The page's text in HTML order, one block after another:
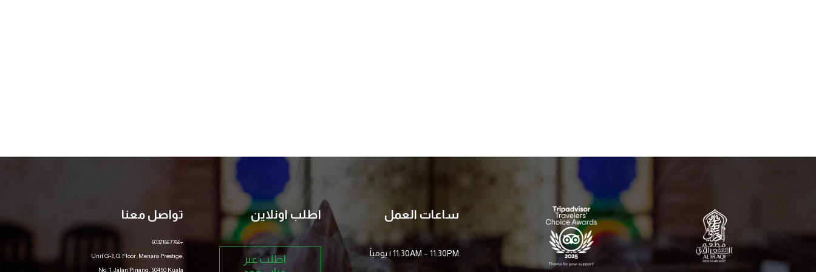
تواصل معنا
+60321667766
Unit G-3, G Floor, Menara Prestige,
No. 1, Jalan Pinang, 50450 Kuala
اطلب اونلاين
اطلب عبر
ساعات العمل
11:30AM – 11:30PM | يومياً